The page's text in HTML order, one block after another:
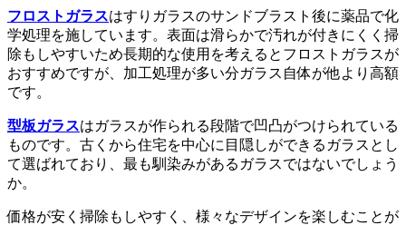
フロストガラスはすりガラスのサンドブラスト後に薬品で化
学処理を施しています。表面は滑らかで汚れが付きにくく掃
除もしやすいため長期的な使用を考えるとフロストガラスが
おすすめですが、加工処理が多い分ガラス自体が他より高額
です。
型板ガラスはガラスが作られる段階で凹凸がつけられている
ものです。古くから住宅を中心に目隠しができるガラスとし
て選ばれており、最も馴染みがあるガラスではないでしょう
か。
価格が安く掃除もしやすく、様々なデザインを楽しむことが